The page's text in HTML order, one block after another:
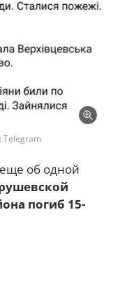
об одной
погиб 15-